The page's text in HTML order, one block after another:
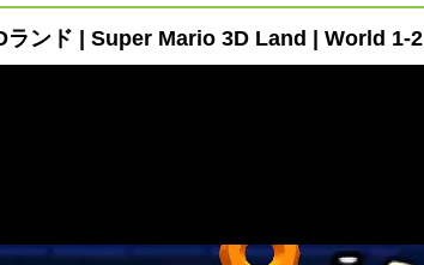
ランド | Super Mario 3D Land | World 1-2